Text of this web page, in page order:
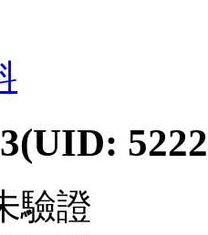
(UID:
驗證